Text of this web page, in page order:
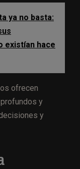
ya no basta:
existían hace
ofrecen
y
y